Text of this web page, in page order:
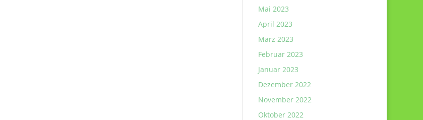
Mai 2023
April 2023
März 2023
Februar 2023
Januar 2023
Dezember 2022
November 2022
Oktober 2022